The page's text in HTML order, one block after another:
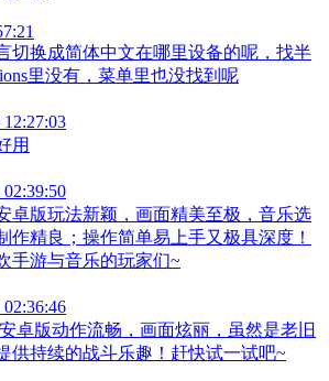
切换成简体中文在哪里设备的呢，找半
里没有，菜单里也没找到呢
12:27:03
用
02:39:50
卓版玩法新颖，画面精美至极，音乐选
作精良；操作简单易上手又极具深度！
手游与音乐的玩家们~
02:36:46
卓版动作流畅，画面炫丽，虽然是老旧
供持续的战斗乐趣！赶快试一试吧~